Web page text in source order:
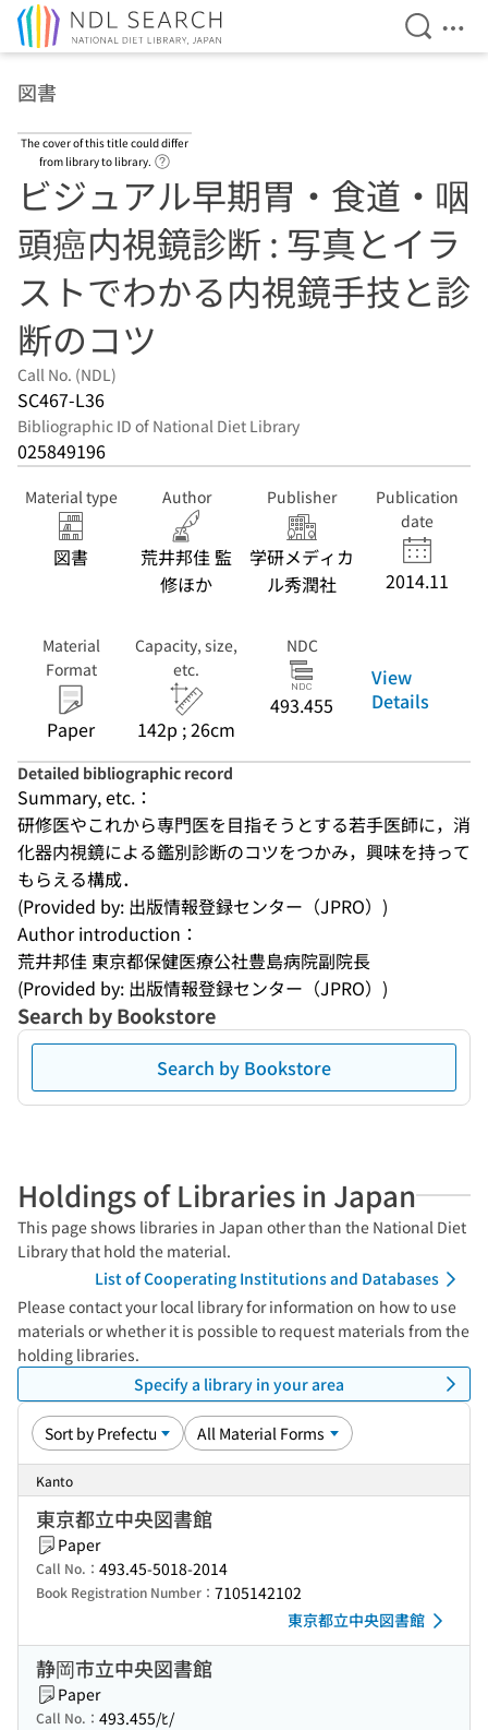
Open
図書
The cover of this title could differ
from library to library.
ビジュアル早期胃・食道・咽
頭癌内視鏡診断 : 写真とイラ
ストでわかる内視鏡手技と診
断のコツ
Call No. (NDL)
SC467-L36
Bibliographic ID of National Diet Library
025849196
Material type
図書
Author
荒井邦佳 監
修ほか
Publisher
学研メディカ
ル秀潤社
Publication
date
2014.11
Material
Format
Paper
Capacity, size,
etc.
142p ; 26cm
NDC
493.455
View
Details
Detailed bibliographic record
Summary, etc.：
研修医やこれから専門医を目指そうとする若手医師に，消
化器内視鏡による鑑別診断のコツをつかみ，興味を持って
もらえる構成．
(Provided by: 出版情報登録センター（JPRO）)
Author introduction：
荒井邦佳 東京都保健医療公社豊島病院副院長
(Provided by: 出版情報登録センター（JPRO）)
Search by Bookstore
Search by Bookstore
Holdings of Libraries in Japan
This page shows libraries in Japan other than the National Diet
Library that hold the material.
List of Cooperating Institutions and Databases
Please contact your local library for information on how to use
materials or whether it is possible to request materials from the
holding libraries.
Specify a library in your area
Kanto
東京都立中央図書館
Paper
Call No.： 493.45-5018-2014
Book Registration Number： 7105142102
東京都立中央図書館
静岡市立中央図書館
Paper
Call No.： 493.455/ﾋ/